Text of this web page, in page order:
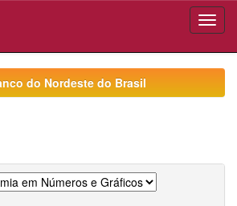
do Nordeste do Brasil